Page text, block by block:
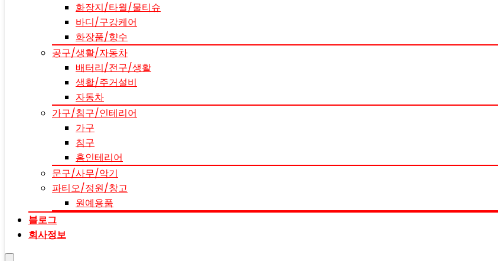
화장지/타월/물티슈
바디/구강케어
화장품/향수
공구/생활/자동차
배터리/전구/생활
생활/주거설비
자동차
가구/침구/인테리어
가구
침구
홈인테리어
문구/사무/악기
파티오/정원/창고
원예용품
블로그
회사정보